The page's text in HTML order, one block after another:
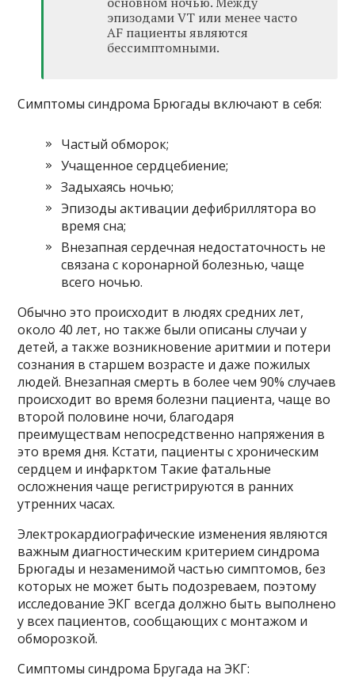
эпизодами VT или менее часто
AF пациенты являются
бессимптомными.
Симптомы синдрома Брюгады включают в себя:
Частый обморок;
Учащенное сердцебиение;
Задыхаясь ночью;
Эпизоды активации дефибриллятора во
время сна;
Внезапная сердечная недостаточность не
связана с коронарной болезнью, чаще
всего ночью.
Обычно это происходит в людях средних лет,
около 40 лет, но также были описаны случаи у
детей, а также возникновение аритмии и потери
сознания в старшем возрасте и даже пожилых
людей. Внезапная смерть в более чем 90% случаев
происходит во время болезни пациента, чаще во
второй половине ночи, благодаря
преимуществам непосредственно напряжения в
это время дня. Кстати, пациенты с хроническим
сердцем и инфарктом Такие фатальные
осложнения чаще регистрируются в ранних
утренних часах.
Электрокардиографические изменения являются
важным диагностическим критерием синдрома
Брюгады и незаменимой частью симптомов, без
которых не может быть подозреваем, поэтому
исследование ЭКГ всегда должно быть выполнено
у всех пациентов, сообщающих с монтажом и
обморозкой.
Симптомы синдрома Бругада на ЭКГ: